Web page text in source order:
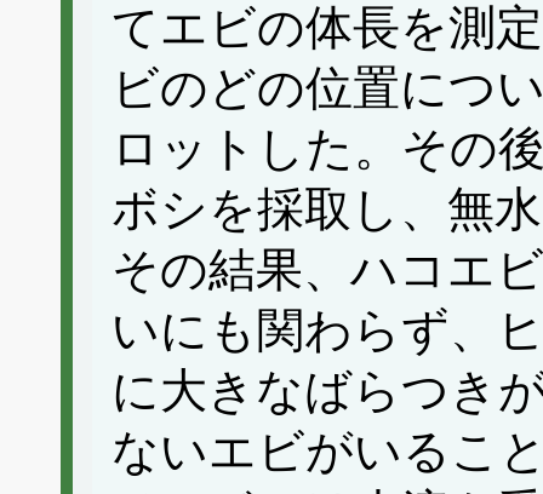
てエビの体長を測
ビのどの位置につ
ロットした。その
ボシを採取し、無
その結果、ハコエ
いにも関わらず、
に大きなばらつき
ないエビがいるこ